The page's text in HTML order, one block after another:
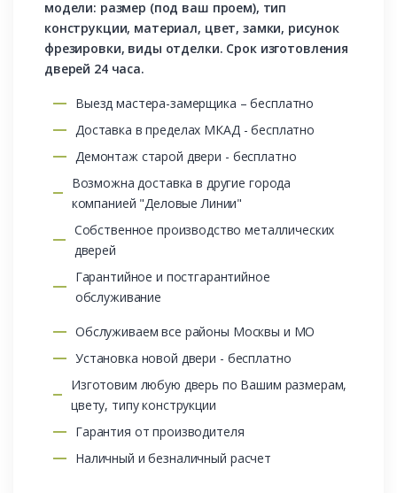
модели: размер (под ваш проем), тип
конструкции, материал, цвет, замки, рисунок
фрезировки, виды отделки. Срок изготовления
дверей 24 часа.
Выезд мастера-замерщика – бесплатно
Доставка в пределах МКАД - бесплатно
Демонтаж старой двери - бесплатно
Возможна доставка в другие города
компанией "Деловые Линии"
Собственное производство металлических
дверей
Гарантийное и постгарантийное
обслуживание
Обслуживаем все районы Москвы и МО
Установка новой двери - бесплатно
Изготовим любую дверь по Вашим размерам,
цвету, типу конструкции
Гарантия от производителя
Наличный и безналичный расчет